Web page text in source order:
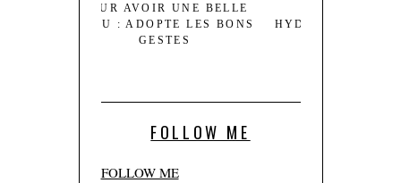
MEILLEUR SOIN
HYDRATANT POUR VOTRE
TYPE DE PEAU ?
FOLLOW ME
FOLLOW ME